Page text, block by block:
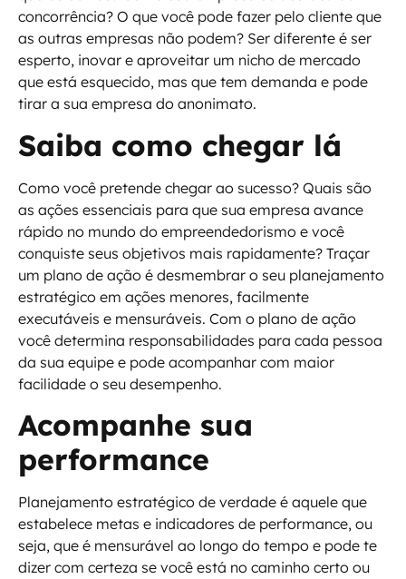
concorrência? O que você pode fazer pelo cliente que
as outras empresas não podem? Ser diferente é ser
esperto, inovar e aproveitar um nicho de mercado
que está esquecido, mas que tem demanda e pode
tirar a sua empresa do anonimato.
Saiba como chegar lá
Como você pretende chegar ao sucesso? Quais são
as ações essenciais para que sua empresa avance
rápido no mundo do empreendedorismo e você
conquiste seus objetivos mais rapidamente? Traçar
um plano de ação é desmembrar o seu planejamento
estratégico em ações menores, facilmente
executáveis e mensuráveis. Com o plano de ação
você determina responsabilidades para cada pessoa
da sua equipe e pode acompanhar com maior
facilidade o seu desempenho.
Acompanhe sua
performance
Planejamento estratégico de verdade é aquele que
estabelece metas e indicadores de performance, ou
seja, que é mensurável ao longo do tempo e pode te
dizer com certeza se você está no caminho certo ou